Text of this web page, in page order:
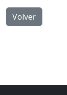
Volver